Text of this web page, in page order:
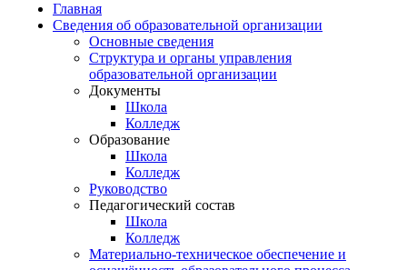
Главная
Сведения об образовательной организации
Основные сведения
Структура и органы управления
образовательной организации
Документы
Школа
Колледж
Образование
Школа
Колледж
Руководство
Педагогический состав
Школа
Колледж
Материально-техническое обеспечение и